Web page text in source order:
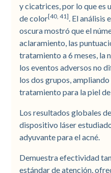
y cicatrices, por lo que es
de color[40, 41] . El
oscura mostró que el
aclaramiento, las
tratamiento a 6 meses, la
los eventos adversos no
los dos grupos,
tratamiento para la piel
Los resultados globales
dispositivo láser
adyuvante para el acné.
Demuestra efectividad
estándar de atención,